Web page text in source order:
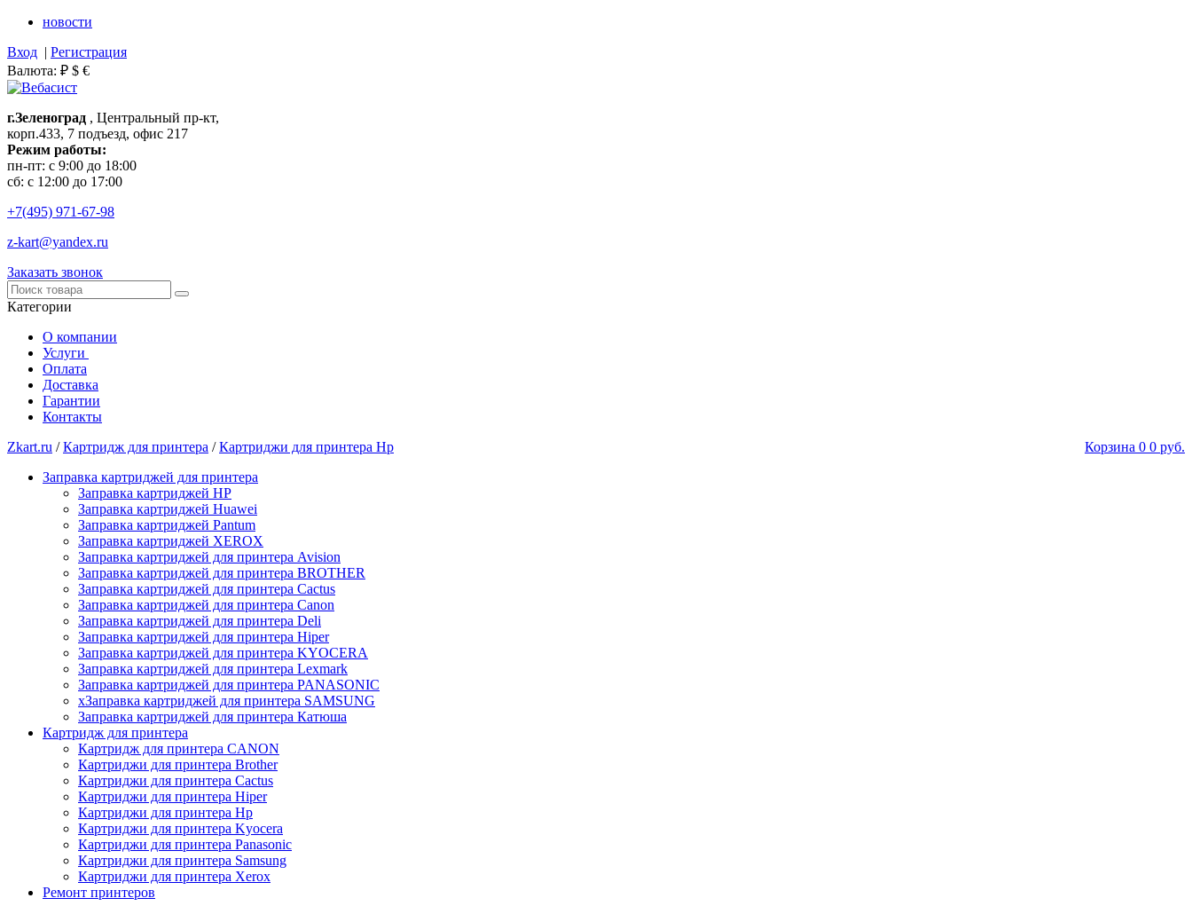
новости
Вход | Регистрация
Валюта: ₽ $ €
г.Зеленоград , Центральный пр-кт,
корп.433, 7 подъезд, офис 217
Режим работы:
пн-пт: с 9:00 до 18:00
сб: с 12:00 до 17:00
+7(495) 971-67-98
z-kart@yandex.ru
Заказать звонок
Категории
О компании
Услуги
Оплата
Доставка
Гарантии
Контакты
Корзина 0 0 руб.
Zkart.ru /Картридж для принтера /Картриджи для принтера Hp
Заправка картриджей для принтера
Заправка картриджей HP
Заправка картриджей Huawei
Заправка картриджей Pantum
Заправка картриджей XEROX
Заправка картриджей для принтера Avision
Заправка картриджей для принтера BROTHER
Заправка картриджей для принтера Cactus
Заправка картриджей для принтера Canon
Заправка картриджей для принтера Deli
Заправка картриджей для принтера Hiper
Заправка картриджей для принтера KYOCERA
Заправка картриджей для принтера Lexmark
Заправка картриджей для принтера PANASONIC
xЗаправка картриджей для принтера SAMSUNG
Заправка картриджей для принтера Катюша
Картридж для принтера
Картридж для принтера CANON
Картриджи для принтера Brother
Картриджи для принтера Cactus
Картриджи для принтера Hiper
Картриджи для принтера Hp
Картриджи для принтера Kyocera
Картриджи для принтера Panasonic
Картриджи для принтера Samsung
Картриджи для принтера Xerox
Ремонт принтеров